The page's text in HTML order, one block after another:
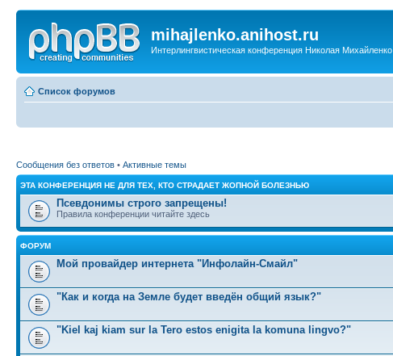
mihajlenko.anihost.ru
Интерлингвистическая конференция Николая Михайленко
Список форумов
Сообщения без ответов • Активные темы
ЭТА КОНФЕРЕНЦИЯ НЕ ДЛЯ ТЕХ, КТО СТРАДАЕТ ЖОПНОЙ БОЛЕЗНЬЮ
Псевдонимы строго запрещены!
Правила конференции читайте здесь
ФОРУМ
Мой провайдер интернета "Инфолайн-Смайл"
"Как и когда на Земле будет введён общий язык?"
"Kiel kaj kiam sur la Tero estos enigita la komuna lingvo?"